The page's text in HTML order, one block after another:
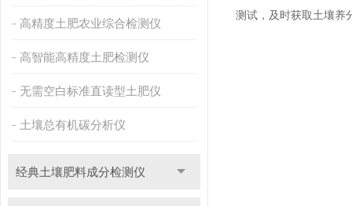
高精度土肥农业综合检测仪
高智能高精度土肥检测仪
无需空白标准直读型土肥仪
土壤总有机碳分析仪
经典土壤肥料成分检测仪
测试，及时获取土壤养